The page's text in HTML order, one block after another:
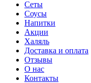
Сеты
Соусы
Напитки
Акции
Халяль
Доставка и оплата
Отзывы
О нас
Контакты